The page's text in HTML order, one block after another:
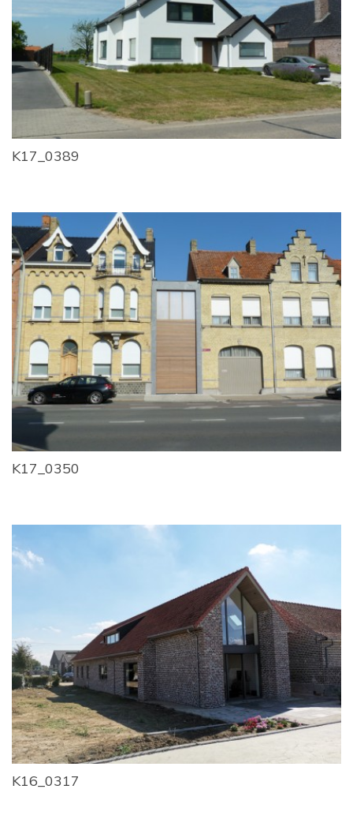
K17_0389
K17_0350
K16_0317